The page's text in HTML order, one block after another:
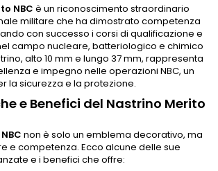
NBC è un riconoscimento straordinario
militare che ha dimostrato competenza
con successo i corsi di qualificazione e
campo nucleare, batteriologico e chimico
alto 10 mm e lungo 37 mm, rappresenta
e impegno nelle operazioni NBC, un
la sicurezza e la protezione.
e Benefici del Nastrino Merito
non è solo un emblema decorativo, ma
e competenza. Ecco alcune delle sue
e i benefici che offre: